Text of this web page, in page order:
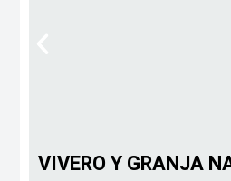
VIVERO Y GRANJA